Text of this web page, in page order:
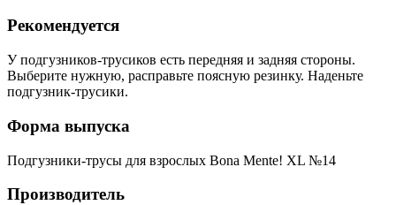
Рекомендуется
У подгузников-трусиков есть передняя и задняя стороны.
Выберите нужную, расправьте поясную резинку. Наденьте
подгузник-трусики.
Форма выпуска
Подгузники-трусы для взрослых Bona Mente! XL №14
Производитель